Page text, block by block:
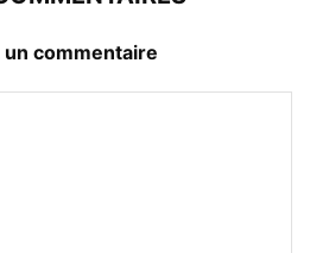
un commentaire